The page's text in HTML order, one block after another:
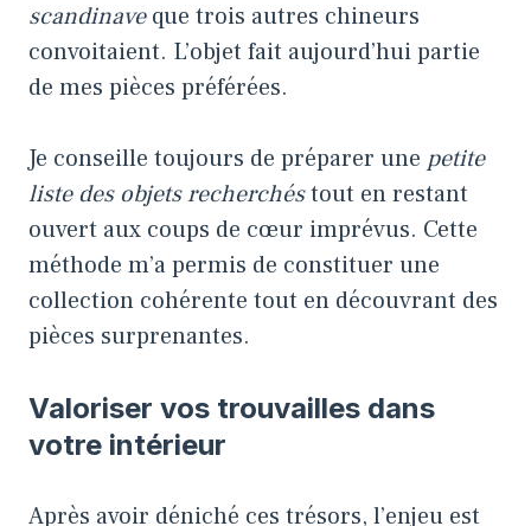
scandinaveque trois autres chineurs
convoitaient. L’objet fait aujourd’hui partie
de mes pièces préférées.
Je conseille toujours de préparer une petite
liste des objets recherchéstout en restant
ouvert aux coups de cœur imprévus. Cette
méthode m’a permis de constituer une
collection cohérente tout en découvrant des
pièces surprenantes.
Valoriser vos trouvailles dans
votre intérieur
Après avoir déniché ces trésors, l’enjeu est